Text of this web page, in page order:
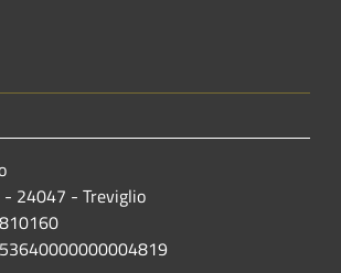
- 24047 - Treviglio